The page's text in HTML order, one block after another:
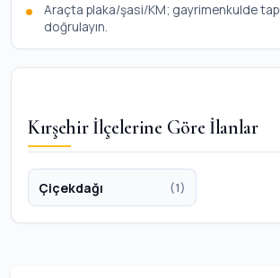
Araçta plaka/şasi/KM; gayrimenkulde
doğrulayın.
Kırşehir İlçelerine Göre İlanlar
Çiçekdağı (1)